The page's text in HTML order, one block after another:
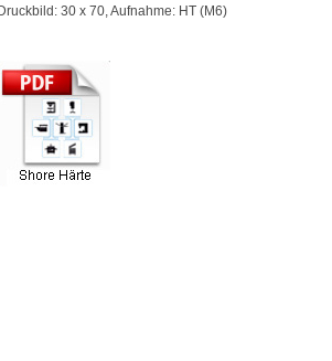
Druckbild: 30 x 70, Aufnahme: HT (M6)